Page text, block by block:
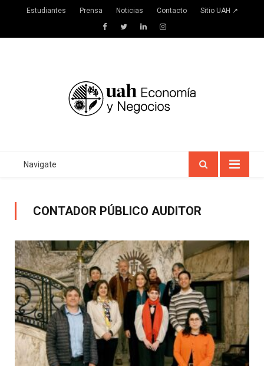
Estudiantes Prensa Noticias Contacto Sitio UAH ↗
FacebookTwitterLinkedInInstagram
Navigate
CONTADOR PÚBLICO AUDITOR